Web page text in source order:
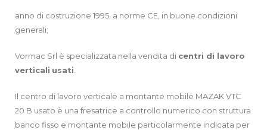
anno di costruzione 1995, a norme CE, in buone condizioni
generali;
Vormac Srl è specializzata nella vendita di centri di lavoro
verticali usati
Il centro di lavoro verticale a montante mobile MAZAK VTC
20 B usato è una fresatrice a controllo numerico con struttura
banco fisso e montante mobile particolarmente indicata per